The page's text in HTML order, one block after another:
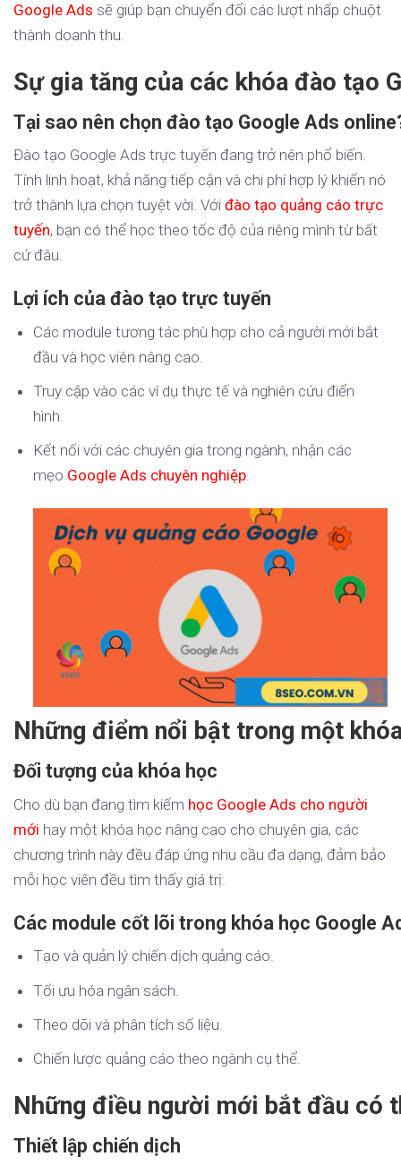
Google Ads sẽ giúp bạn chuyển đổi các lượt nhấp chuột
thành doanh thu.
Sự gia tăng của các khóa đào tạo
Tại sao nên chọn đào tạo Google Ads
Đào tạo Google Ads trực tuyến đang trở nên phổ biến.
Tính linh hoạt, khả năng tiếp cận và chi phí hợp lý khiến nó
trở thành lựa chọn tuyệt vời. Với đào tạo quảng cáo trực
tuyến, bạn có thể học theo tốc độ của riêng mình từ bất
cứ đâu.
Lợi ích của đào tạo trực tuyến
Các module tương tác phù hợp cho cả người mới bắt
đầu và học viên nâng cao.
Truy cập vào các ví dụ thực tế và nghiên cứu điển
hình.
Kết nối với các chuyên gia trong ngành, nhận các
mẹo Google Ads chuyên nghiệp.
Những điểm nổi bật trong một
Đối tượng của khóa học
Cho dù bạn đang tìm kiếm học Google Ads cho người
mới hay một khóa học nâng cao cho chuyên gia, các
chương trình này đều đáp ứng nhu cầu đa dạng, đảm bảo
mỗi học viên đều tìm thấy giá trị.
Các module cốt lõi trong khóa học Google
Tạo và quản lý chiến dịch quảng cáo.
Tối ưu hóa ngân sách.
Theo dõi và phân tích số liệu.
Chiến lược quảng cáo theo ngành cụ thể.
Những điều người mới bắt đầu có
Thiết lập chiến dịch